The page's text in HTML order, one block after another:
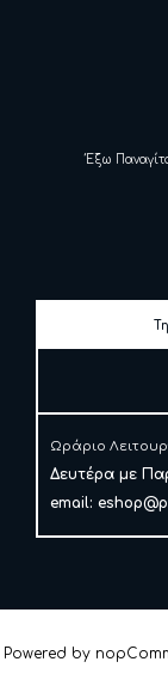
Έξω
Ωράριο
Δευτέρα με
email:
Powered by